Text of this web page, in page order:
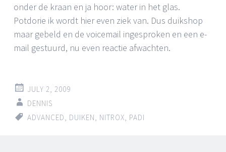
onder de kraan en ja hoor: water in het glas.
Potdorie ik wordt hier even ziek van. Dus duikshop
maar gebeld en de voicemail ingesproken en een e-
mail gestuurd, nu even reactie afwachten.
JULY 2, 2009
DENNIS
ADVANCED
DUIKEN NITROX PADI